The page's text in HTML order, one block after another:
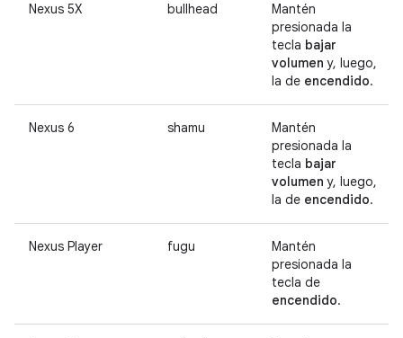
Nexus 5X bullhead
Mantén
presionada la
tecla bajar
volumen y, luego,
la de encendido.
Nexus 6 shamu
Mantén
presionada la
tecla bajar
volumen y, luego,
la de encendido.
Nexus Player fugu
Mantén
presionada la
tecla de
encendido.